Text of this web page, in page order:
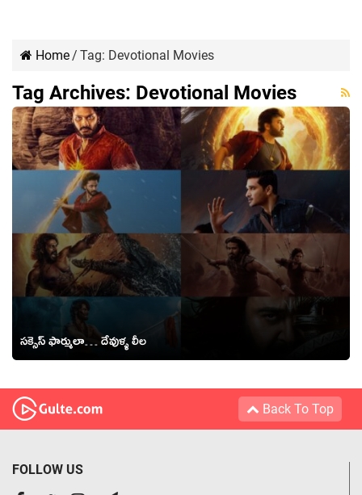
Home/ Tag: Devotional Movies
Tag Archives: Devotional Movies
సక్సెస్ ఫార్ములా… దేవుళ్ళ లీల
Back To Top
FOLLOW US